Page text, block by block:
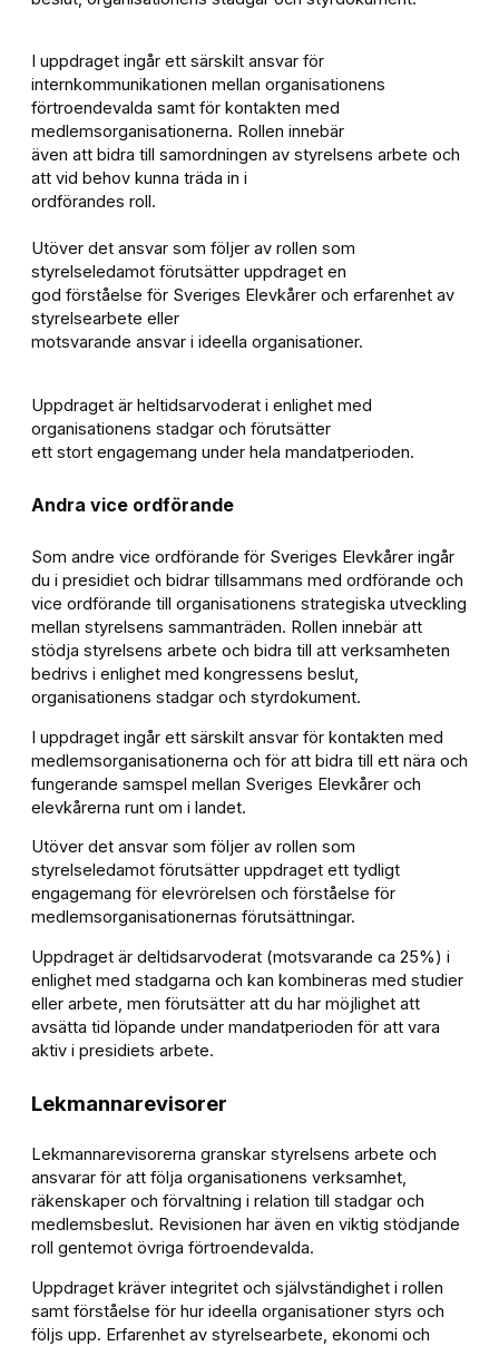
I uppdraget ingår ett särskilt ansvar för
internkommunikationen mellan organisationens
förtroendevalda samt för kontakten med
medlemsorganisationerna. Rollen innebär
även att bidra till samordningen av styrelsens arbete och
att vid behov kunna träda in i
ordförandes roll.
Utöver det ansvar som följer av rollen som
styrelseledamot förutsätter uppdraget en
god förståelse för Sveriges Elevkårer och erfarenhet av
styrelsearbete eller
motsvarande ansvar i ideella organisationer.
Uppdraget är heltidsarvoderat i enlighet med
organisationens stadgar och förutsätter
ett stort engagemang under hela mandatperioden.
Andra vice ordförande
Som andre vice ordförande för Sveriges Elevkårer ingår
du i presidiet och bidrar tillsammans med ordförande och
vice ordförande till organisationens strategiska utveckling
mellan styrelsens sammanträden. Rollen innebär att
stödja styrelsens arbete och bidra till att verksamheten
bedrivs i enlighet med kongressens beslut,
organisationens stadgar och styrdokument.
I uppdraget ingår ett särskilt ansvar för kontakten med
medlemsorganisationerna och för att bidra till ett nära och
fungerande samspel mellan Sveriges Elevkårer och
elevkårerna runt om i landet.
Utöver det ansvar som följer av rollen som
styrelseledamot förutsätter uppdraget ett tydligt
engagemang för elevrörelsen och förståelse för
medlemsorganisationernas förutsättningar.
Uppdraget är deltidsarvoderat (motsvarande ca 25%) i
enlighet med stadgarna och kan kombineras med studier
eller arbete, men förutsätter att du har möjlighet att
avsätta tid löpande under mandatperioden för att vara
aktiv i presidiets arbete.
Lekmannarevisorer
Lekmannarevisorerna granskar styrelsens arbete och
ansvarar för att följa organisationens verksamhet,
räkenskaper och förvaltning i relation till stadgar och
medlemsbeslut. Revisionen har även en viktig stödjande
roll gentemot övriga förtroendevalda.
Uppdraget kräver integritet och självständighet i rollen
samt förståelse för hur ideella organisationer styrs och
följs upp. Erfarenhet av styrelsearbete, ekonomi och